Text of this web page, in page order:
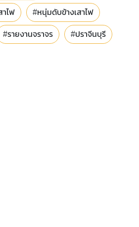
าไฟ #หนุ่มดับข้างเสาไฟ
#รายงานจราจร #ปราจีนบุรี